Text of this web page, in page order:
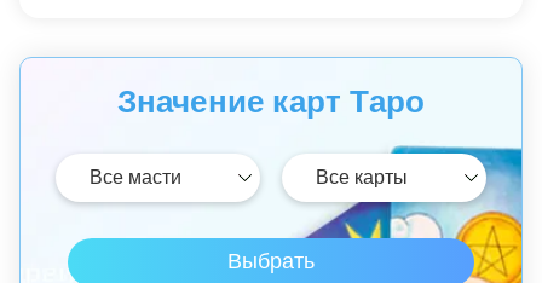
Значение карт Таро